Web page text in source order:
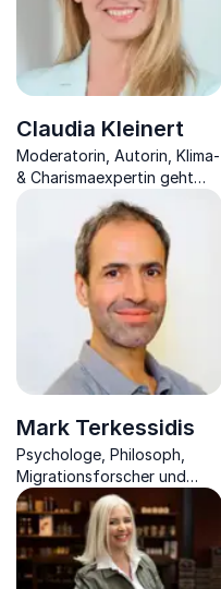
Claudia Kleinert
Moderatorin, Autorin, Klima-
& Charismaexpertin geht
Wettergeschehnissen auf
den Grund und vermittelt
die Charisma-Formel.
Mark Terkessidis
Psychologe, Philosoph,
Migrationsforscher und
freier Autor beleuchtet die
Multikulturalität der
heutigen Gesellschaft.